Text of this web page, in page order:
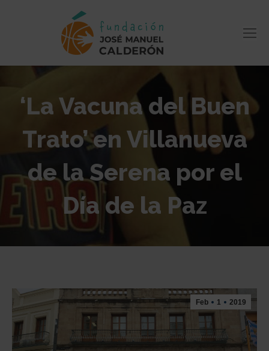
‘La Vacuna del Buen
Trato’ en Villanueva
de la Serena por el
Día de la Paz
Feb 1 2019